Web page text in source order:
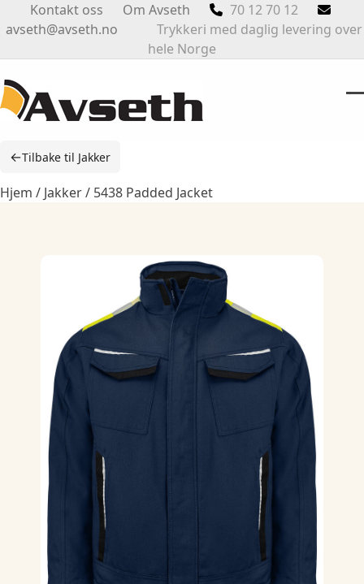
to
Kontakt oss Om Avseth
70 12 70 12
avseth@avseth.no Trykkeri med daglig levering over
hele Norge
←Tilbake til Jakker
Hjem / Jakker/ 5438 Padded Jacket